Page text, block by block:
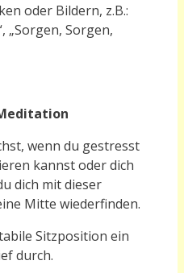
oder Bildern, z.B.:
„Sorgen, Sorgen,
wenn du gestresst
kannst oder dich
dich mit dieser
Mitte wiederfinden.
Sitzposition ein
durch.